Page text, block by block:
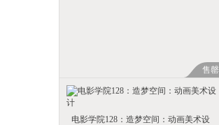
售罄
电影学院128：造梦空间：动画美术设